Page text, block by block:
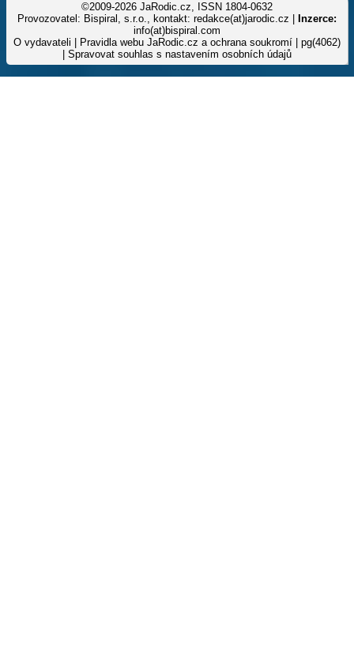
©2009-2026 JaRodic.cz, ISSN 1804-0632
Provozovatel: Bispiral, s.r.o., kontakt: redakce(at)jarodic.cz |
Inzerce:
info(at)bispiral.com
O vydavateli
Pravidla webu JaRodic.cz a ochrana soukromí | pg(4062)
Spravovat souhlas s nastavením osobních údajů